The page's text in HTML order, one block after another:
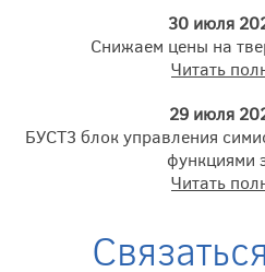
30 июля
Снижаем цены на
Читать
29 июля
БУСТ3 блок управления
функциями
Читать